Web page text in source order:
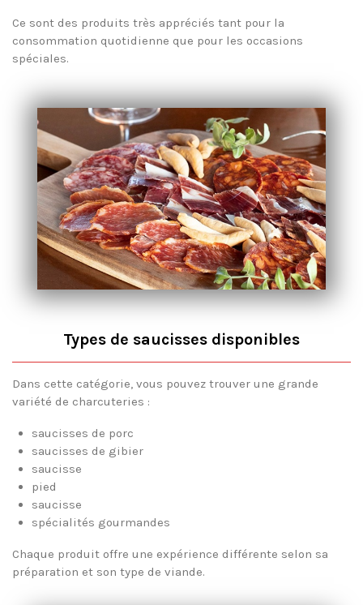
Ce sont des produits très appréciés tant pour la
consommation quotidienne que pour les occasions
spéciales.
Types de saucisses disponibles
Dans cette catégorie, vous pouvez trouver une grande
variété de charcuteries :
saucisses de porc
saucisses de gibier
saucisse
pied
saucisse
spécialités gourmandes
Chaque produit offre une expérience différente selon sa
préparation et son type de viande.